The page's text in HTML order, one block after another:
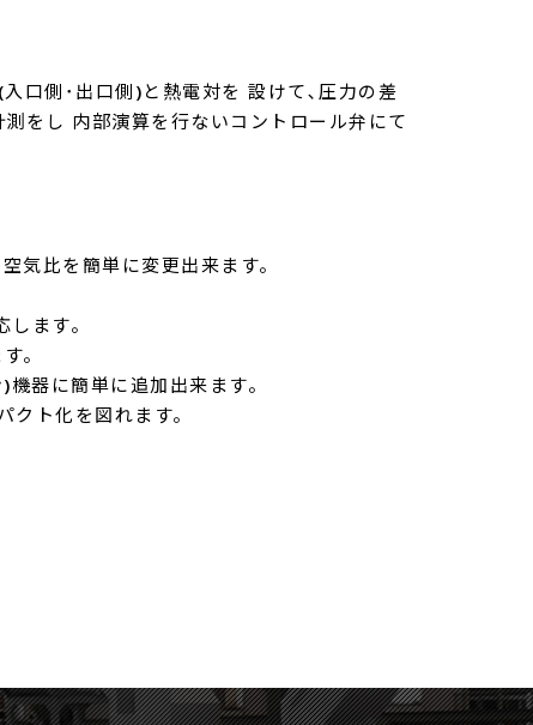
口側･出口側)と熱電対を 設けて､圧力の差
をし 内部演算を行ないコントロール弁にて
気比を簡単に変更出来ます。
ます。
。
器に簡単に追加出来ます。
ト化を図れます。